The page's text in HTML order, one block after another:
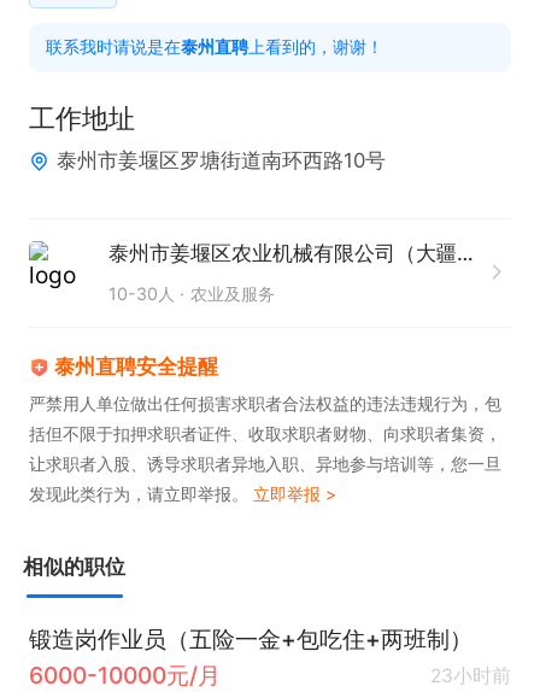
联系我时请说是在泰州直聘 上看到的，谢谢！
工作地址
泰州市姜堰区罗塘街道南环西路10号
泰州市姜堰区农业机械有限公司（大疆农业）
10-30人 农业及服务
泰州直聘安全提醒
严禁用人单位做出任何损害求职者合法权益的违法违规行为，包
括但不限于扣押求职者证件、收取求职者财物、向求职者集资，
让求职者入股、诱导求职者异地入职、异地参与培训等，您一旦
发现此类行为，请立即举报。 立即举报 >
相似的职位
锻造岗作业员（五险一金+包吃住+两班制）
6000-10000元/月
23小时前